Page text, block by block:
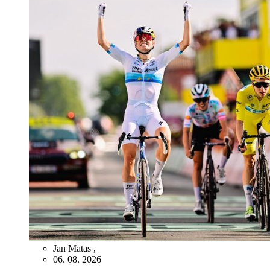
Jan Matas ,
06. 08. 2026